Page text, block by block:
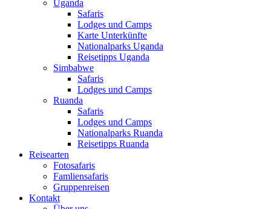
Uganda
Safaris
Lodges und Camps
Karte Unterkünfte
Nationalparks Uganda
Reisetipps Uganda
Simbabwe
Safaris
Lodges und Camps
Ruanda
Safaris
Lodges und Camps
Nationalparks Ruanda
Reisetipps Ruanda
Reisearten
Fotosafaris
Famliensafaris
Gruppenreisen
Kontakt